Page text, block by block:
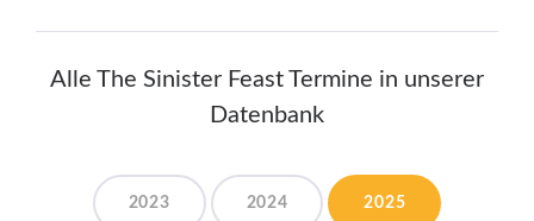
Alle The Sinister Feast Termine in unserer
Datenbank
2023 2024 2025